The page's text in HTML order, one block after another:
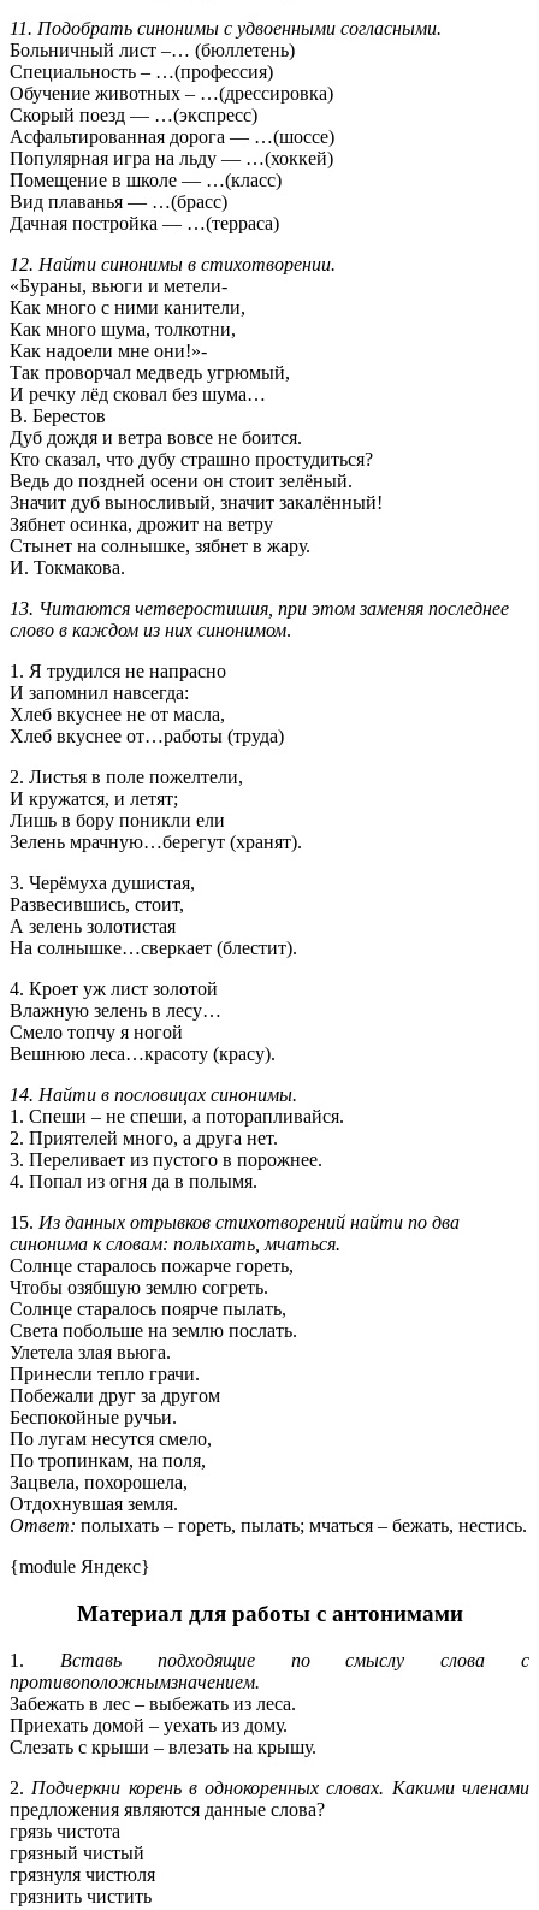
11. Подобрать синонимы с удвоенными согласными.
Больничный лист –… (бюллетень)
Специальность – …(профессия)
Обучение животных – …(дрессировка)
Скорый поезд — …(экспресс)
Асфальтированная дорога — …(шоссе)
Популярная игра на льду — …(хоккей)
Помещение в школе — …(класс)
Вид плаванья — …(брасс)
Дачная постройка — …(терраса)
12. Найти синонимы в стихотворении.
«Бураны, вьюги и метели-
Как много с ними канители,
Как много шума, толкотни,
Как надоели мне они!»-
Так проворчал медведь угрюмый,
И речку лёд сковал без шума…
В. Берестов
Дуб дождя и ветра вовсе не боится.
Кто сказал, что дубу страшно простудиться?
Ведь до поздней осени он стоит зелёный.
Значит дуб выносливый, значит закалённый!
Зябнет осинка, дрожит на ветру
Стынет на солнышке, зябнет в жару.
И. Токмакова.
13. Читаются четверостишия, при этом заменяя последнее
слово в каждом из них синонимом.
1. Я трудился не напрасно
И запомнил навсегда:
Хлеб вкуснее не от масла,
Хлеб вкуснее от…работы (труда)
2. Листья в поле пожелтели,
И кружатся, и летят;
Лишь в бору поникли ели
Зелень мрачную…берегут (хранят).
3. Черёмуха душистая,
Развесившись, стоит,
А зелень золотистая
На солнышке…сверкает (блестит).
4. Кроет уж лист золотой
Влажную зелень в лесу…
Смело топчу я ногой
Вешнюю леса…красоту (красу).
14. Найти в пословицах синонимы.
1. Спеши – не спеши, а поторапливайся.
2. Приятелей много, а друга нет.
3. Переливает из пустого в порожнее.
4. Попал из огня да в полымя.
15. Из данных отрывков стихотворений найти по два
синонима к словам: полыхать, мчаться.
Солнце старалось пожарче гореть,
Чтобы озябшую землю согреть.
Солнце старалось поярче пылать,
Света побольше на землю послать.
Улетела злая вьюга.
Принесли тепло грачи.
Побежали друг за другом
Беспокойные ручьи.
По лугам несутся смело,
По тропинкам, на поля,
Зацвела, похорошела,
Отдохнувшая земля.
Ответ: полыхать – гореть, пылать; мчаться – бежать, нестись.
{module Яндекс}
Материал для работы с антонимами
1. Вставь подходящие по смыслу слова с
противоположнымзначением.
Забежать в лес – выбежать из леса.
Приехать домой – уехать из дому.
Слезать с крыши – влезать на крышу.
2. Подчеркни корень в однокоренных словах. Какими членами
предложения являются данные слова?
грязь чистота
грязный чистый
грязнуля чистюля
грязнить чистить